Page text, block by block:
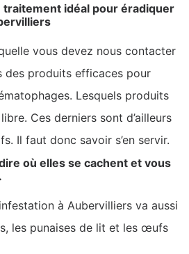
traitement idéal pour éradiquer
vous devez nous contacter
des produits efficaces pour
Lesquels produits
Ces derniers sont d’ailleurs
Il faut donc savoir s’en servir.
où elles se cachent et vous
à Aubervilliers va aussi
les punaises de lit et les œufs